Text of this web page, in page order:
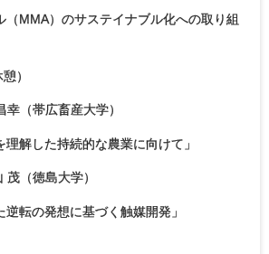
（MMA）のサステイナブル化への取り組
）
（帯広畜産大学）
解した持続的な農業に向けて」
（徳島大学）
転の発想に基づく触媒開発」